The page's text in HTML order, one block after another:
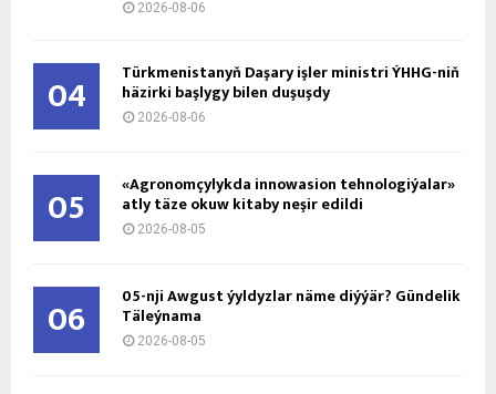
2026-08-06
04 Türkmenistanyň Daşary işler ministri ÝHHG-niň
häzirki başlygy bilen duşuşdy
2026-08-06
05 «Agronomçylykda innowasion tehnologiýalar»
atly täze okuw kitaby neşir edildi
2026-08-05
06 05-nji Awgust ýyldyzlar näme diýýär? Gündelik
Täleýnama
2026-08-05